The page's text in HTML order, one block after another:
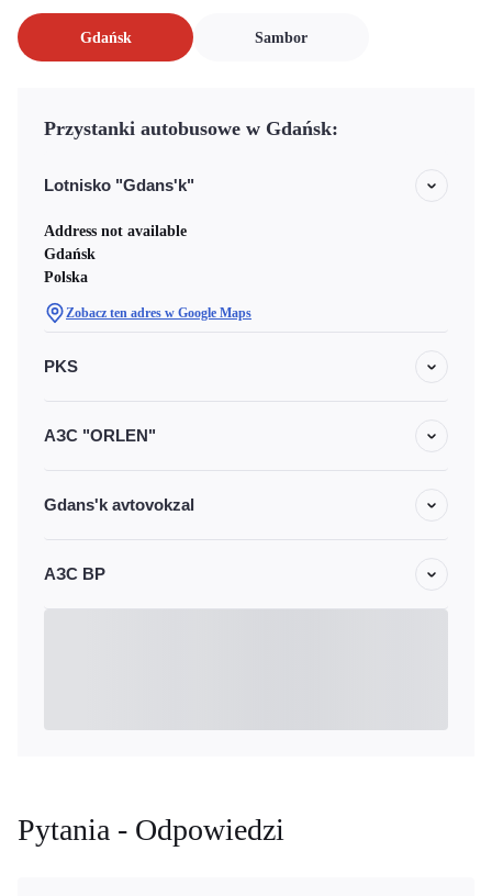
Gdańsk Sambor
Przystanki autobusowe w Gdańsk:
Lotnisko "Gdans'k"
Address not available
Gdańsk
Polska
Zobacz ten adres w Google Maps
PKS
АЗС "ORLEN"
Gdans'k avtovokzal
АЗС BP
Pytania - Odpowiedzi